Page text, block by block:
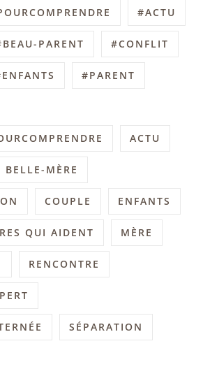
#ACTU
PARENT #CONFLIT
#PARENT
ACTU
BELLE-MÈRE
COUPLE ENFANTS
QUI AIDENT MÈRE
RENCONTRE
SÉPARATION